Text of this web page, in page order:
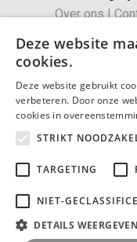
Over ons|
© 2026
Om uw
(de autoriteit
(Federatie
Deze website
cookies.
Deze website gebruikt
verbeteren. Door onze
cookies in
STRIKT
TARGETING
NIET-
DETAILS WEERGEVEN